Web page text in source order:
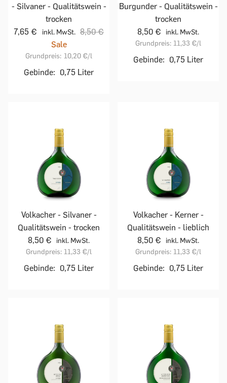
- Silvaner - Qualitätswein -
trocken
7,65 €
inkl. MwSt. 8,50 €
Sale
Grundpreis: 10,20 €/l
Gebinde: 0,75 Liter
Burgunder - Qualitätswein -
trocken
8,50 €
inkl. MwSt.
Grundpreis: 11,33 €/l
Gebinde: 0,75 Liter
Volkacher - Silvaner -
Qualitätswein - trocken
8,50 €
inkl. MwSt.
Grundpreis: 11,33 €/l
Gebinde: 0,75 Liter
Volkacher - Kerner -
Qualitätswein - lieblich
8,50 €
inkl. MwSt.
Grundpreis: 11,33 €/l
Gebinde: 0,75 Liter